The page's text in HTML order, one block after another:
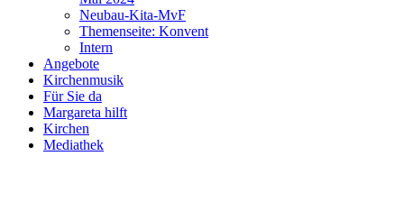
Neubau-Kita-MvF
Themenseite: Konvent
Intern
Angebote
Kirchenmusik
Für Sie da
Margareta hilft
Kirchen
Mediathek